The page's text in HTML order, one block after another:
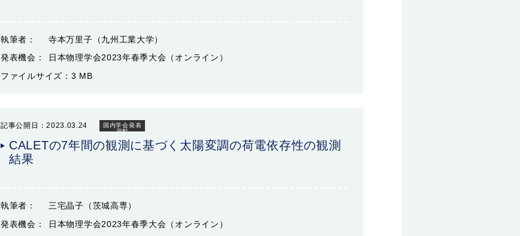
執筆者：
寺本万里子（九州工業大学）
発表機会：
日本物理学会2023年春季大会（オンライン）
ファイルサイズ： 3 MB
記事公開日：2023.03.24
国内学会発表
資料
CALETの7年間の観測に基づく太陽変調の荷電依存性の観測
結果
執筆者：
三宅晶子（茨城高専）
発表機会：
日本物理学会2023年春季大会（オンライン）